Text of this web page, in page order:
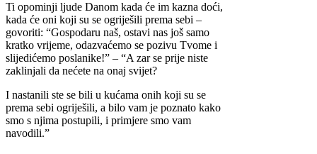
Ti opominji ljude Danom kada će im kazna doći,
kada će oni koji su se ogriješili prema sebi –
govoriti: “Gospodaru naš, ostavi nas još samo
kratko vrijeme, odazvaćemo se pozivu Tvome i
slijedićemo poslanike!” – “A zar se prije niste
zaklinjali da nećete na onaj svijet?
I nastanili ste se bili u kućama onih koji su se
prema sebi ogriješili, a bilo vam je poznato kako
smo s njima postupili, i primjere smo vam
navodili.”